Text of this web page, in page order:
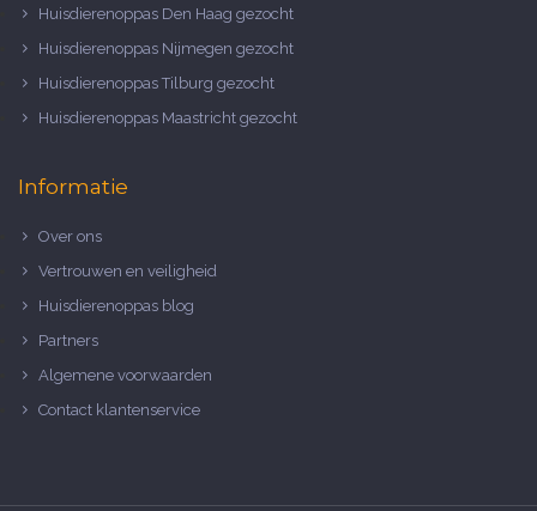
Huisdierenoppas Den Haag gezocht
Huisdierenoppas Nijmegen gezocht
Huisdierenoppas Tilburg gezocht
Huisdierenoppas Maastricht gezocht
Informatie
Over ons
Vertrouwen en veiligheid
Huisdierenoppas blog
Partners
Algemene voorwaarden
Contact klantenservice